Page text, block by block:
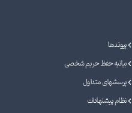
پیوندها
بیانیه حفظ حریم شخصی
پرسشهای متداول
نظام پیشنهادات